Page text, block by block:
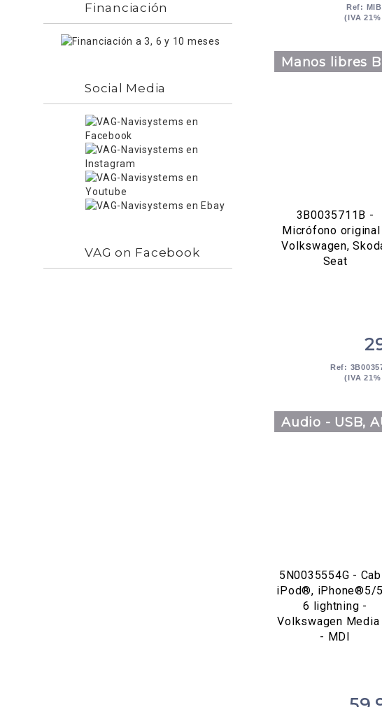
Financiación
Social Media
VAG on Facebook
Ref:
(IVA
Manos libres
3B0035711B -
Micrófono original
Volkswagen,
Seat
Ref:
(IVA
Audio - USB,
5N0035554G -
iPod®, iPhone®5/
6 lightning -
Volkswagen Media
- MDI